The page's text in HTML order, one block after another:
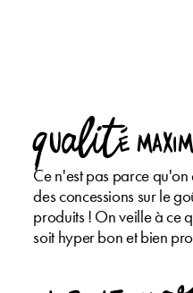
QuALITé
Ce n'est pas parce
des concessions sur le
produits ! On veille à ce
soit hyper bon et bien